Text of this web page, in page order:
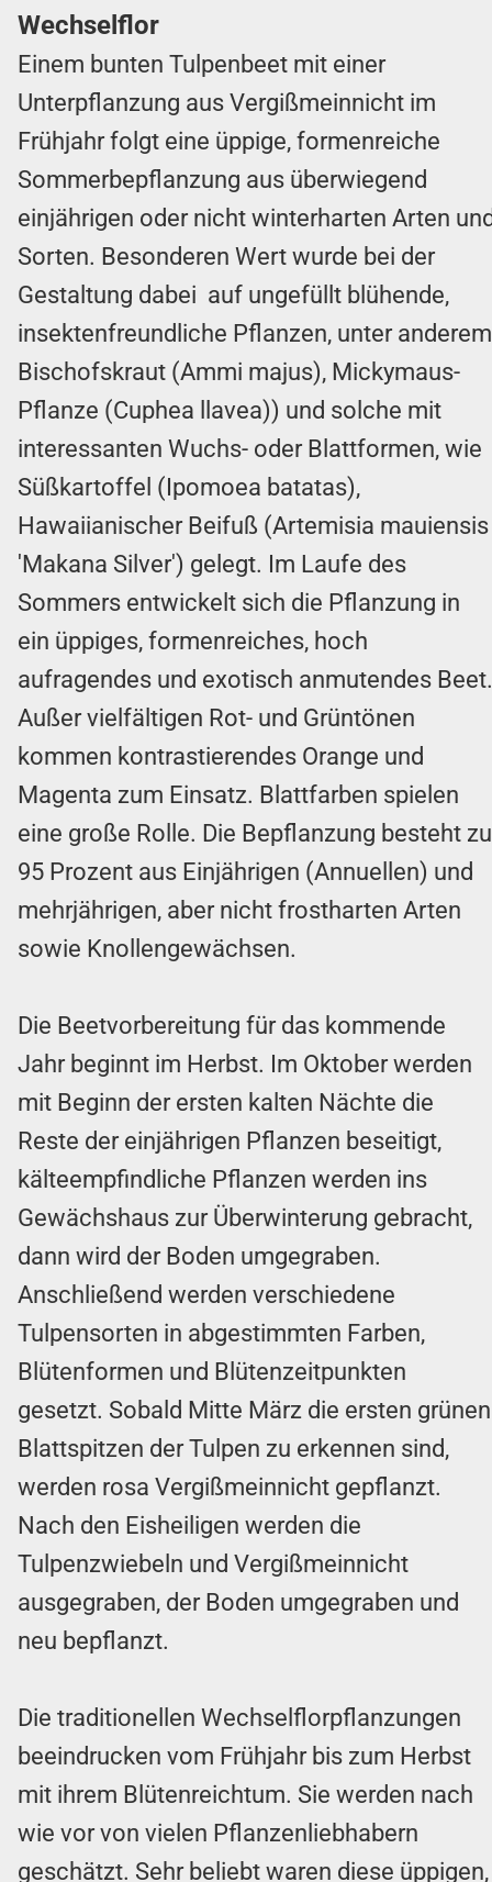
Wechselflor
Einem bunten Tulpenbeet mit einer
Unterpflanzung aus Vergißmeinnicht im
Frühjahr folgt eine üppige, formenreiche
Sommerbepflanzung aus überwiegend
einjährigen oder nicht winterharten Arten
Sorten. Besonderen Wert wurde bei der
Gestaltung dabei auf ungefüllt blühende,
insektenfreundliche Pflanzen, unter anderem
Bischofskraut (Ammi majus), Mickymaus-
Pflanze (Cuphea llavea)) und solche mit
interessanten Wuchs- oder Blattformen, wie
Süßkartoffel (Ipomoea batatas),
Hawaiianischer Beifuß (Artemisia mauiensis
'Makana Silver') gelegt. Im Laufe des
Sommers entwickelt sich die Pflanzung in
ein üppiges, formenreiches, hoch
aufragendes und exotisch anmutendes Beet.
Außer vielfältigen Rot- und Grüntönen
kommen kontrastierendes Orange und
Magenta zum Einsatz. Blattfarben spielen
eine große Rolle. Die Bepflanzung besteht zu
95 Prozent aus Einjährigen (Annuellen) und
mehrjährigen, aber nicht frostharten Arten
sowie Knollengewächsen.
Die Beetvorbereitung für das kommende
Jahr beginnt im Herbst. Im Oktober werden
mit Beginn der ersten kalten Nächte die
Reste der einjährigen Pflanzen beseitigt,
kälteempfindliche Pflanzen werden ins
Gewächshaus zur Überwinterung gebracht,
dann wird der Boden umgegraben.
Anschließend werden verschiedene
Tulpensorten in abgestimmten Farben,
Blütenformen und Blütenzeitpunkten
gesetzt. Sobald Mitte März die ersten grünen
Blattspitzen der Tulpen zu erkennen sind,
werden rosa Vergißmeinnicht gepflanzt.
Nach den Eisheiligen werden die
Tulpenzwiebeln und Vergißmeinnicht
ausgegraben, der Boden umgegraben und
neu bepflanzt.
Die traditionellen Wechselflorpflanzungen
beeindrucken vom Frühjahr bis zum Herbst
mit ihrem Blütenreichtum. Sie werden nach
wie vor von vielen Pflanzenliebhabern
geschätzt. Sehr beliebt waren diese üppigen,